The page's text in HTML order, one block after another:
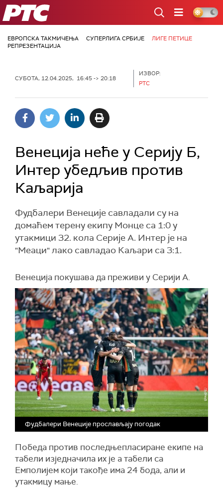
РТС
ЕВРОПСКА ТАКМИЧЕЊА СУПЕРЛИГА СРБИЈЕ
ЛИГЕ ПЕТИЦЕ
РЕПРЕЗЕНТАЦИЈА
СУБОТА, 12.04.2025, 16:45 -> 20:18
ИЗВОР:
РТС
Венеција неће у Серију Б,
Интер убедљив против
Каљарија
Фудбалери Венеције савладали су на
домаћем терену екипу Монце са 1:0 у
утакмици 32. кола Серије А. Интер је на
"Меаци" лако савладао Каљари са 3:1.
Венеција покушава да преживи у Серији А.
Фудбалери Венеције прослављају погодак
Победа против последњепласиране екипе на
табели изједначила их је а табели са
Емполијем који такође има 24 бода, али и
утакмицу мање.